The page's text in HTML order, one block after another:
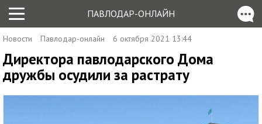
ПАВЛОДАР-ОНЛАЙН
Новости Павлодар-онлайн 6 октября 2021 13:44
Директора павлодарского Дома
дружбы осудили за растрату